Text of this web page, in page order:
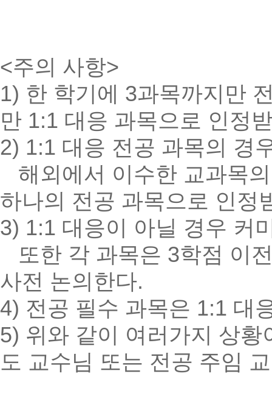
<주의 사항>
1) 한 학기에 3과목까지만
만 1:1 대응 과목으로 인정
2) 1:1 대응 전공 과목의 경
해외에서 이수한 교과목
하나의 전공 과목으로 인정
3) 1:1 대응이 아닐 경우 커
또한 각 과목은 3학점 이
사전 논의한다.
4) 전공 필수 과목은 1:1 대
5) 위와 같이 여러가지 상
도 교수님 또는 전공 주임